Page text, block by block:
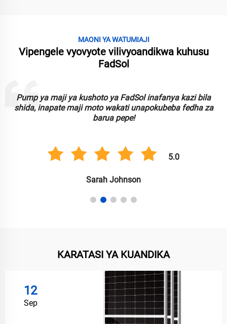
MAONI YA WATUMIAJI
Vipengele vyovyote vilivyoandikwa kuhusu
FadSol
Pump ya maji ya kushoto ya FadSol inafanya kazi bila
shida, inapate maji moto wakati unapokubeba fedha za
barua pepe!
5.0
Sarah Johnson
KARATASI YA KUANDIKA
12
Sep